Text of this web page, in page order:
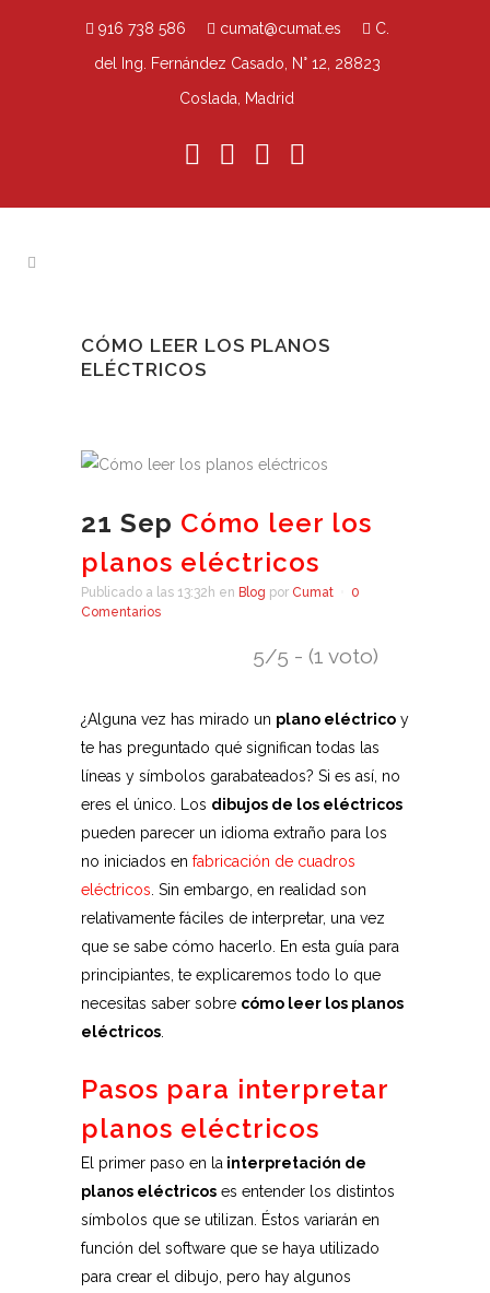
916 738 586 cumat@cumat.es
C.
del Ing. Fernández Casado, N° 12, 28823
Coslada, Madrid
CÓMO LEER LOS PLANOS
ELÉCTRICOS
21 Sep Cómo leer los
planos eléctricos
Publicado a las 13:32h en Blog por Cumat
0
Comentarios
5/5 - (1 voto)
¿Alguna vez has mirado un plano eléctrico y
te has preguntado qué significan todas las
líneas y símbolos garabateados? Si es así, no
eres el único. Los dibujos de los eléctricos
pueden parecer un idioma extraño para los
no iniciados en fabricación de cuadros
eléctricos . Sin embargo, en realidad son
relativamente fáciles de interpretar, una vez
que se sabe cómo hacerlo. En esta guía para
principiantes, te explicaremos todo lo que
necesitas saber sobre cómo leer los planos
eléctricos
Pasos para interpretar
planos eléctricos
El primer paso en la interpretación de
planos eléctricos es entender los distintos
símbolos que se utilizan. Éstos variarán en
función del software que se haya utilizado
para crear el dibujo, pero hay algunos